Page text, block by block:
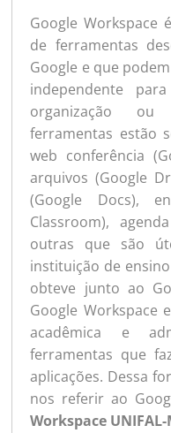
Google Workspace
de ferramentas
Google e que
independente
organização
ferramentas estão
web conferência
arquivos (Google
(Google Docs),
Classroom),
outras que são
instituição de ensino
obteve junto ao
Google Workspace
acadêmica e
ferramentas que
aplicações. Dessa
nos referir ao
Workspace UNIFAL-